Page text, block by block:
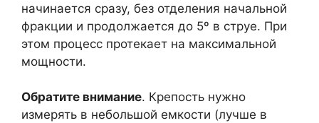
начинается сразу, без отделения начальной
фракции и продолжается до 5º в струе. При
этом процесс протекает на максимальной
мощности.
Обратите внимание. Крепость нужно
измерять в небольшой емкости (лучше в